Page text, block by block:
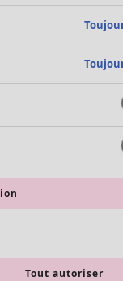
Tout autoriser